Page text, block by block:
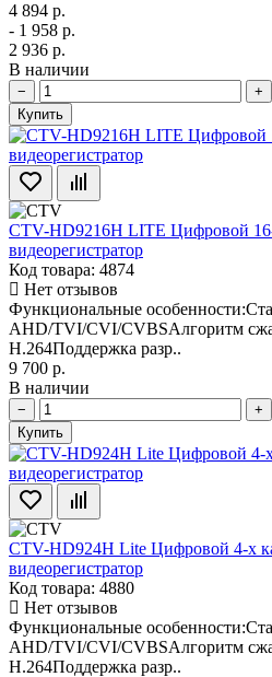
4 894 р.
- 1 958 р.
2 936 р.
В наличии
−
+
Купить
CTV-HD9216H LITE Цифровой
видеорегистратор
Код товара: 4874
Нет отзывов
Функциональные
AHD/TVI/CVI/CVBSАлгоритм
H.264Поддержка разр..
9 700 р.
В наличии
−
+
Купить
CTV-HD924H Lite Цифровой 4-х
видеорегистратор
Код товара: 4880
Нет отзывов
Функциональные
AHD/TVI/CVI/CVBSАлгоритм
H.264Поддержка разр..